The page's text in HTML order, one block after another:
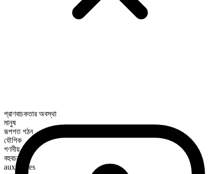
প্রাণবাচকতার অবস্থা
মানুষ
রূপগত গঠন
যৌগিক
গণনীয়
বহুবচন রূপ
auxiliaries